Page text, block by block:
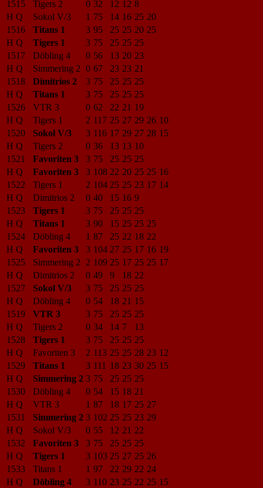
1515
Tigers 2 0 32 12 12 8
H Q
Sokol V/3 1 75 14 16 25 20
1516
Titans 1 3 95 25 25 20 25
H Q
Tigers 1 3 75 25 25 25
1517
Döbling 4 0 56 13 20 23
H Q
Simmering 2 0 67 23 23 21
1518
Dimitrios 2 3 75 25 25 25
H Q
Titans 1 3 75 25 25 25
1526
VTR 3 0 62 22 21 19
H Q
Tigers 1 2 117 25 27 29 26 10
1520
Sokol V/3 3 116 17 29 27 28 15
H Q
Tigers 2 0 36 13 13 10
1521
Favoriten 3 3 75 25 25 25
H Q
Favoriten 3 3 108 22 20 25 25 16
1522
Tigers 1 2 104 25 25 23 17 14
H Q
Dimitrios 2 0 40 15 16 9
1523
Tigers 1 3 75 25 25 25
H Q
Titans 1 3 90 15 25 25 25
1524
Döbling 4 1 87 25 22 18 22
H Q
Favoriten 3 3 104 27 25 17 16 19
1525
Simmering 2 2 109 25 17 25 25 17
H Q
Dimitrios 2 0 49 9 18 22
1527
Sokol V/3 3 75 25 25 25
H Q
Döbling 4 0 54 18 21 15
1519
VTR 3 3 75 25 25 25
H Q
Tigers 2 0 34 14 7
13
1528
Tigers 1 3 75 25 25 25
H Q
Favoriten 3 2 113 25 25 28 23 12
1529
Titans 1 3 111 18 23 30 25 15
H Q
Simmering 2 3 75 25 25 25
1530
Döbling 4 0 54 15 18 21
H Q
VTR 3 1 87 18 17 25 27
1531
Simmering 2 3 102 25 25 23 29
H Q
Sokol V/3 0 55 12 21 22
1532
Favoriten 3 3 75 25 25 25
H Q
Tigers 1 3 103 25 27 25 26
1533
Titans 1 1 97 22 29 22 24
H Q
Döbling 4 3 110 23 25 22 25 15